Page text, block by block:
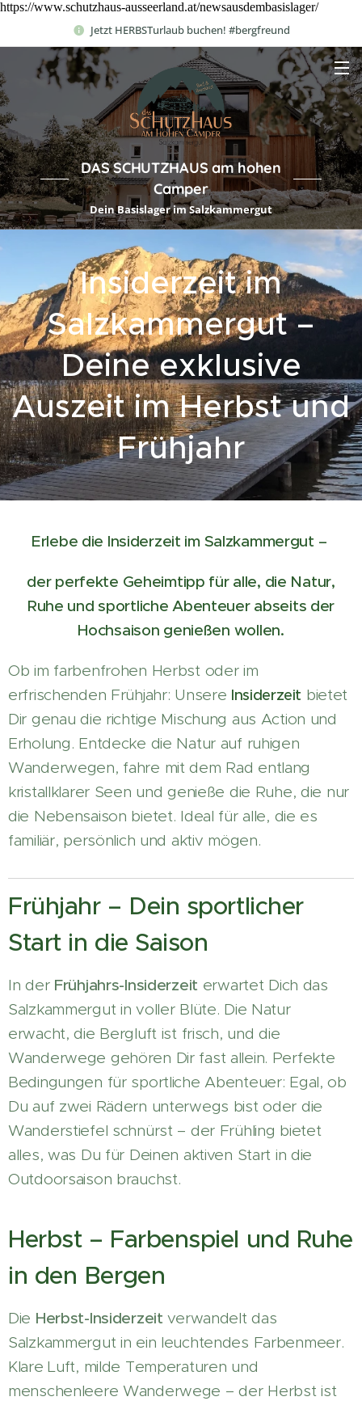
https://www.schutzhaus-ausseerland.at/newsausdembasislager/
Jetzt HERBSTurlaub buchen! #bergfreund
DAS SCHUTZHAUS am hohen
Camper
Dein Basislager im Salzkammergut
Insiderzeit im
Salzkammergut –
Deine exklusive
Auszeit im Herbst und
Frühjahr
Erlebe die Insiderzeit im Salzkammergut –
der perfekte Geheimtipp für alle, die Natur,
Ruhe und sportliche Abenteuer abseits der
Hochsaison genießen wollen.
Ob im farbenfrohen Herbst oder im
erfrischenden Frühjahr: Unsere Insiderzeit bietet
Dir genau die richtige Mischung aus Action und
Erholung. Entdecke die Natur auf ruhigen
Wanderwegen, fahre mit dem Rad entlang
kristallklarer Seen und genieße die Ruhe, die nur
die Nebensaison bietet. Ideal für alle, die es
familiär, persönlich und aktiv mögen.
Frühjahr – Dein sportlicher
Start in die Saison
In der Frühjahrs-Insiderzeit erwartet Dich das
Salzkammergut in voller Blüte. Die Natur
erwacht, die Bergluft ist frisch, und die
Wanderwege gehören Dir fast allein. Perfekte
Bedingungen für sportliche Abenteuer: Egal, ob
Du auf zwei Rädern unterwegs bist oder die
Wanderstiefel schnürst – der Frühling bietet
alles, was Du für Deinen aktiven Start in die
Outdoorsaison brauchst.
Herbst – Farbenspiel und Ruhe
in den Bergen
Die Herbst-Insiderzeit verwandelt das
Salzkammergut in ein leuchtendes Farbenmeer.
Klare Luft, milde Temperaturen und
menschenleere Wanderwege – der Herbst ist